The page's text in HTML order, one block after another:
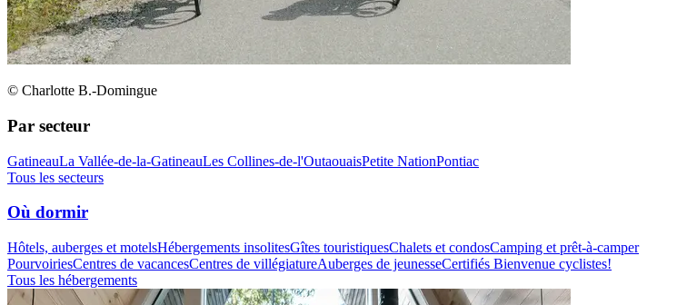
© Charlotte B.-Domingue
Par secteur
GatineauLa Vallée-de-la-GatineauLes Collines-de-l'OutaouaisPetite NationPontiac
Tous les secteurs
Où dormir
Hôtels, auberges et motelsHébergements insolitesGîtes touristiquesChalets et condosCamping et prêt-à-camper
PourvoiriesCentres de vacancesCentres de villégiatureAuberges de jeunesseCertifiés Bienvenue cyclistes!
Tous les hébergements